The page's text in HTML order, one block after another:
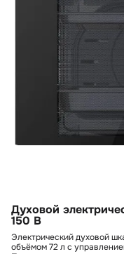
Духовой
150 B
Электрический духовой
объёмом 72 л с